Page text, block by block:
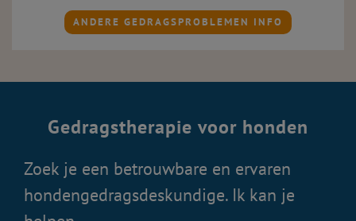
ANDERE GEDRAGSPROBLEMEN INFO
Gedragstherapie voor honden
Zoek je een betrouwbare en ervaren
hondengedragsdeskundige. Ik kan je